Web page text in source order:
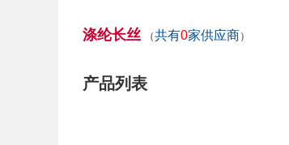
涤纶长丝 （共有0家供应商）
产品列表